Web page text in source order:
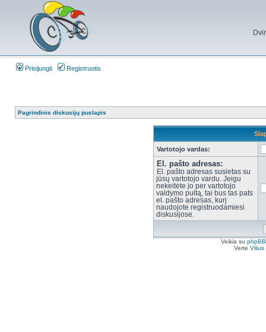
Prisijungti Registruotis
Pagrindinis diskusijų puslapis
Vartotojo vardas:
El. pašto adresas:
El. pašto adresas susietas su
jūsų vartotojo vardu. Jeigu
nekeitėte jo per vartotojo
valdymo pultą, tai bus tas pats
el. pašto adresas, kurį
naudojote registruodamiesi
diskusijose.
Veikia su phpBB
Vertė Vilius